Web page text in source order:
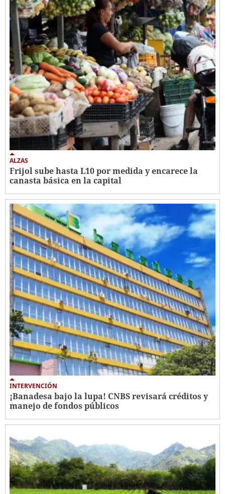
ALZAS
Frijol sube hasta L10 por medida y encarece la
canasta básica en la capital
INTERVENCIÓN
¡Banadesa bajo la lupa! CNBS revisará créditos y
manejo de fondos públicos